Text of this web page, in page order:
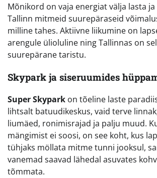
Mõnikord on vaja energiat välja lasta ja
Tallinn mitmeid suurepäraseid
milline tahes. Aktiivne liikumine on
arengule ülioluline ning Tallinnas on
suurepärane taristu.
Skypark ja siseruumides
Super Skypark on tõeline laste
lihtsalt batuudikeskus, vaid terve
liumäed, ronimisrajad ja palju muud.
mängimist ei soosi, on see koht, kus
tühjaks möllata mitme tunni jooksul,
vanemad saavad lähedal asuvates
tõmmata.